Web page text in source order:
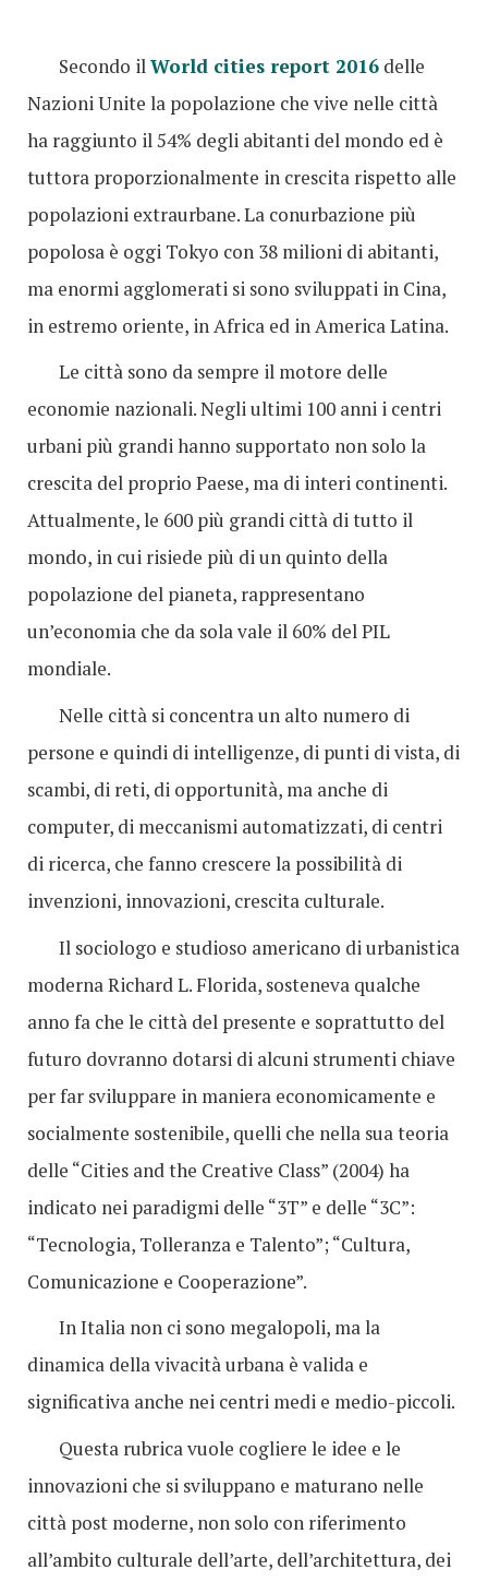
Secondo ilWorld cities report 2016 delle
Nazioni Unite la popolazione che vive nelle città
ha raggiunto il 54% degli abitanti del mondo ed è
tuttora proporzionalmente in crescita rispetto alle
popolazioni extraurbane. La conurbazione più
popolosa è oggi Tokyo con 38 milioni di abitanti,
ma enormi agglomerati si sono sviluppati in Cina,
in estremo oriente, in Africa ed in America Latina.
Le città sono da sempre il motore delle
economie nazionali. Negli ultimi 100 anni i centri
urbani più grandi hanno supportato non solo la
crescita del proprio Paese, ma di interi continenti.
Attualmente, le 600 più grandi città di tutto il
mondo, in cui risiede più di un quinto della
popolazione del pianeta, rappresentano
un’economia che da sola vale il 60% del PIL
mondiale.
Nelle città si concentra un alto numero di
persone e quindi di intelligenze, di punti di vista, di
scambi, di reti, di opportunità, ma anche di
computer, di meccanismi automatizzati, di centri
di ricerca, che fanno crescere la possibilità di
invenzioni, innovazioni, crescita culturale.
Il sociologo e studioso americano di urbanistica
moderna Richard L. Florida, sosteneva qualche
anno fa che le città del presente e soprattutto del
futuro dovranno dotarsi di alcuni strumenti chiave
per far sviluppare in maniera economicamente e
socialmente sostenibile, quelli che nella sua teoria
delle “Cities and the Creative Class” (2004) ha
indicato nei paradigmi delle “3T” e delle “3C”:
“Tecnologia, Tolleranza e Talento”; “Cultura,
Comunicazione e Cooperazione”.
In Italia non ci sono megalopoli, ma la
dinamica della vivacità urbana è valida e
significativa anche nei centri medi e medio-piccoli.
Questa rubrica vuole cogliere le idee e le
innovazioni che si sviluppano e maturano nelle
città post moderne, non solo con riferimento
all’ambito culturale dell’arte, dell’architettura, dei